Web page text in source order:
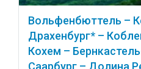
Вольфенбюттель –
Драхенбург* –
Кохем –
Саарбург – Долина